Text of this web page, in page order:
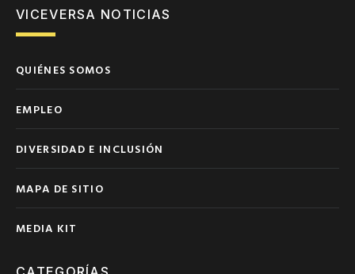
VICEVERSA NOTICIAS
QUIÉNES SOMOS
EMPLEO
DIVERSIDAD E INCLUSIÓN
MAPA DE SITIO
MEDIA KIT